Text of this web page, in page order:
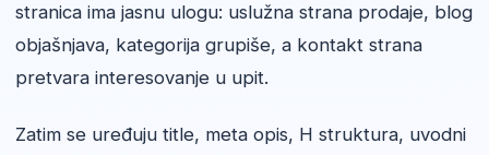
stranica ima jasnu ulogu: uslužna strana prodaje, blog
objašnjava, kategorija grupiše, a kontakt strana
pretvara interesovanje u upit.
Zatim se uređuju title, meta opis, H struktura, uvodni